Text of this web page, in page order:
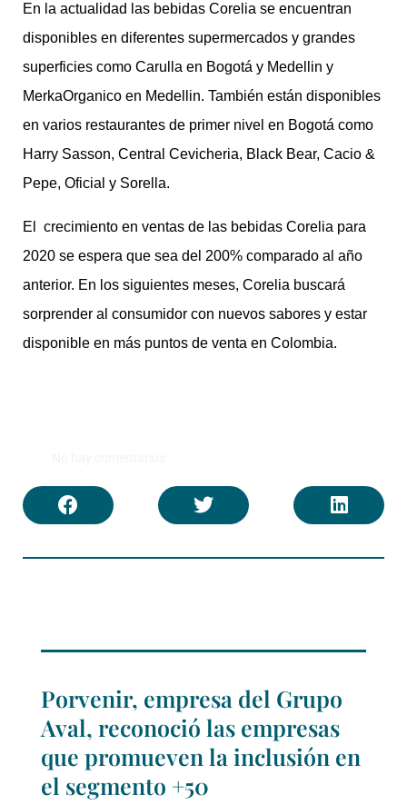
En la actualidad las bebidas Corelia se encuentran
disponibles en diferentes supermercados y grandes
superficies como Carulla en Bogotá y Medellin y
MerkaOrganico en Medellin. También están disponibles
en varios restaurantes de primer nivel en Bogotá como
Harry Sasson, Central Cevicheria, Black Bear, Cacio &
Pepe, Oficial y Sorella.
El crecimiento en ventas de las bebidas Corelia para
2020 se espera que sea del 200% comparado al año
anterior. En los siguientes meses, Corelia buscará
sorprender al consumidor con nuevos sabores y estar
disponible en más puntos de venta en Colombia.
Porvenir, empresa del Grupo
Aval, reconoció las empresas
que promueven la inclusión en
el segmento +50